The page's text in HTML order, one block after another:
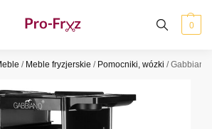
0
/ Meble fryzjerskie / Pomocniki, wózki /Gabbiano